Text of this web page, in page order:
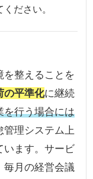
ださい。
を整えることを
の平準化に継続
を行う場合には
管理システム上
います。サービ
毎月の経営会議